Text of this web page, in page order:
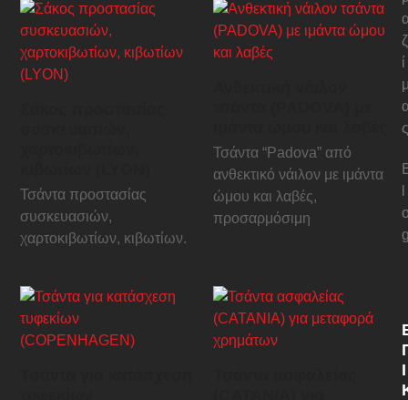
Τσάντα προστασίας
συσκευασιών,
χαρτοκιβωτίων, κιβωτίων.
Τσάντα “Padova” από
ανθεκτικό νάιλον με ιμάντα
ώμου και λαβές,
προσαρμόσιμη
ζ
ί
ς
Ι